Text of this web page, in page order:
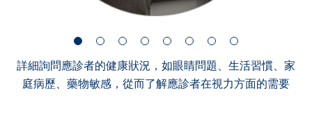
詳細詢問應診者的健康狀況，如眼睛問題、生活習慣、家
庭病歷、藥物敏感，從而了解應診者在視力方面的需要